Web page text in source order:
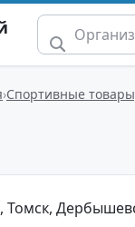
Спортивные
Томск,